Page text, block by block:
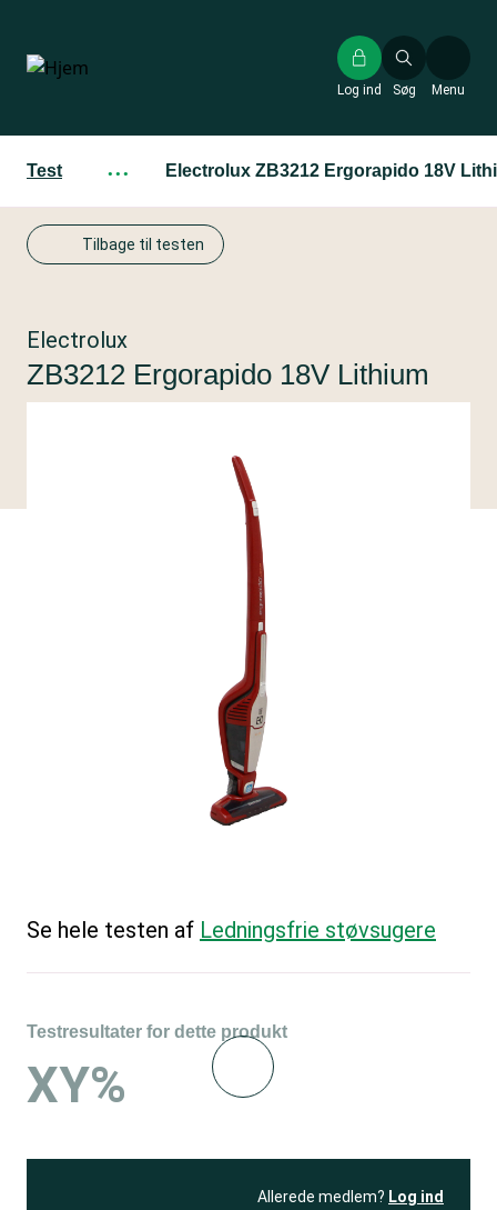
hovedindhold
Søg
Log ind Menu
Test ··· Electrolux ZB3212 Ergorapido 18V
Tilbage til testen
Electrolux
ZB3212 Ergorapido 18V Lithium
Se hele testen af Ledningsfrie støvsugere
Testresultater for dette produkt
XY%
Allerede medlem? Log ind